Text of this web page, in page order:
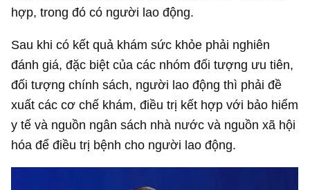
hợp, trong đó có người lao động.
Sau khi có kết quả khám sức khỏe phải nghiên
đánh giá, đặc biệt của các nhóm đối tượng ưu tiên,
đối tượng chính sách, người lao động thì phải đề
xuất các cơ chế khám, điều trị kết hợp với bảo hiểm
y tế và nguồn ngân sách nhà nước và nguồn xã hội
hóa để điều trị bệnh cho người lao động.